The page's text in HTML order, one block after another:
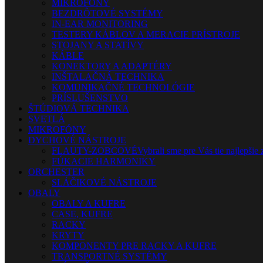
MIKROFÓNY
BEZDRÔTOVÉ SYSTÉMY
IN-EAR MONITORING
TESTERY KÁBLOV A MERACIE PRÍSTROJE
STOJANY A STATÍVY
KÁBLE
KONEKTORY A ADAPTÉRY
INŠTALAČNÁ TECHNIKA
KOMUNIKAČNÉ TECHNOLÓGIE
PRÍSLUŠENSTVO
ŠTÚDIOVÁ TECHNIKA
SVETLÁ
MIKROFÓNY
DYCHOVÉ NÁSTROJE
FLAUTY-ZOBCOVÉVybrali sme pre Vás tie
FÚKACIE HARMONIKY
ORCHESTER
SLÁČIKOVÉ NÁSTROJE
OBALY
OBALY A KUFRE
CASE, KUFRE
RACKY
KRYTY
KOMPONENTY PRE RACKY A KUFRE
TRANSPORTNÉ SYSTÉMY